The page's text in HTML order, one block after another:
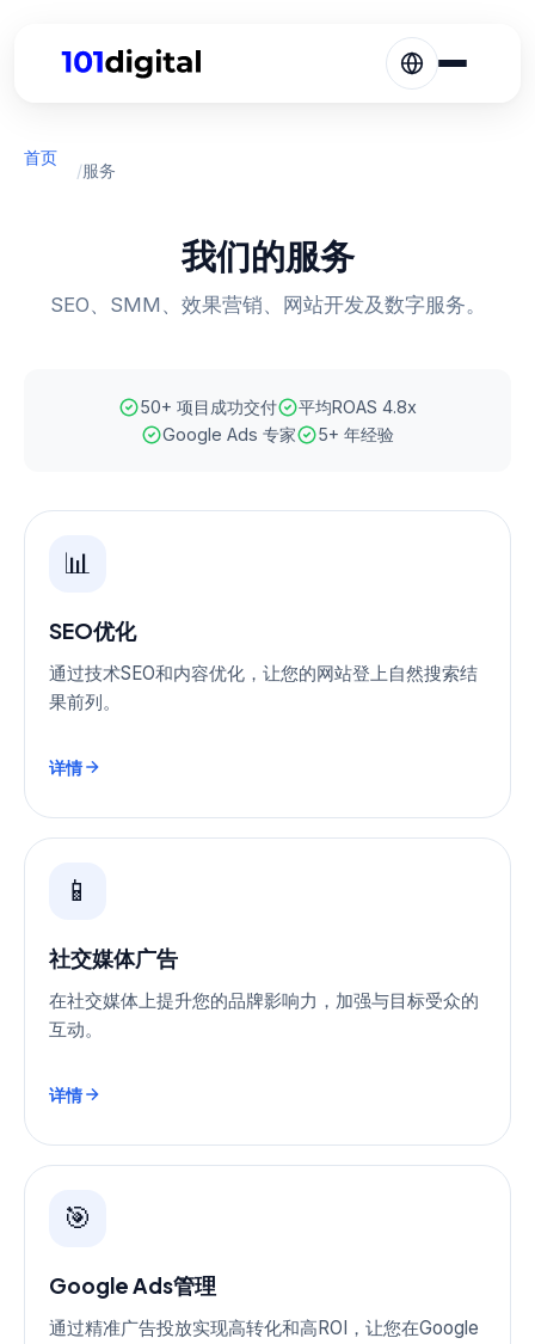
首页
/服务
我们的服务
SEO、SMM、效果营销、网站开发及数字服务。
50+ 项目成功交付
平均ROAS 4.8x
Google Ads 专家
5+ 年经验
📊
SEO优化
通过技术SEO和内容优化，让您的网站登上自然搜索结
果前列。
详情
📱
社交媒体广告
在社交媒体上提升您的品牌影响力，加强与目标受众的
互动。
详情
🎯
Google Ads管理
通过精准广告投放实现高转化和高ROI，让您在Google